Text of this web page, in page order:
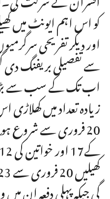
کو اس اہم ایونٹ میں
اور دیگر تفریحی
سے تفصیلی بریفنگ
اب تک کے سب سے
زیادہ تعداد میں
20 فروری سے شروع
گی جبکہ پہلی دفعہ ان